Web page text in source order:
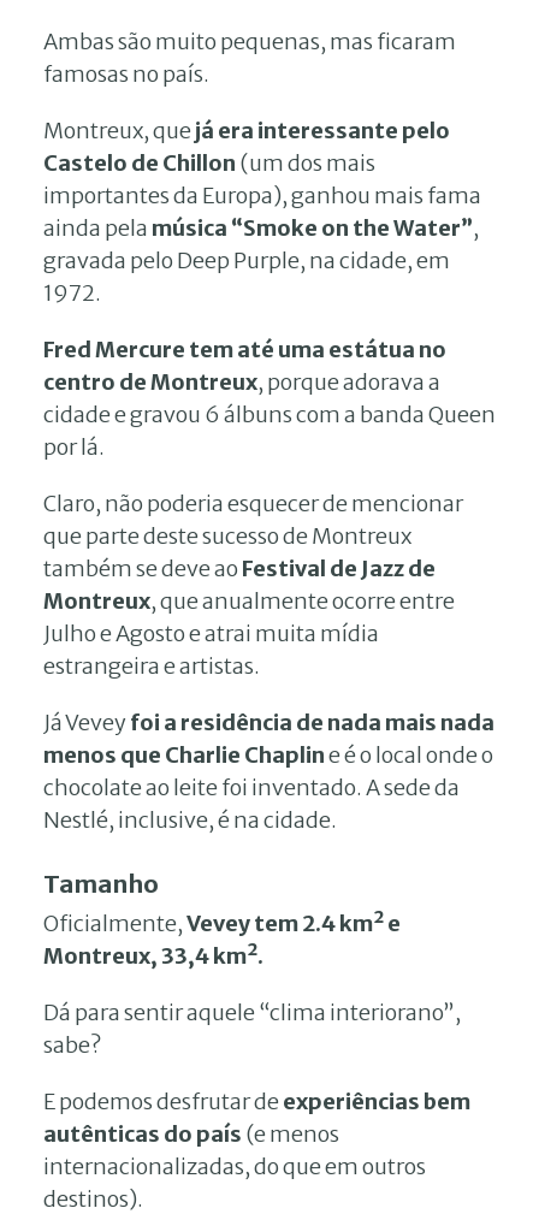
Ambas são muito pequenas, mas ficaram
famosas no país.
Montreux, quejá era interessante pelo
Castelo de Chillon (um dos mais
importantes da Europa), ganhou mais fama
ainda pela música “Smoke on the Water”,
gravada pelo Deep Purple, na cidade, em
1972.
Fred Mercure tem até uma estátua no
centro de Montreux, porque adorava a
cidade e gravou 6 álbuns com a banda Queen
por lá.
Claro, não poderia esquecer de mencionar
que parte deste sucesso de Montreux
também se deve ao Festival de Jazz de
Montreux, que anualmente ocorre entre
Julho e Agosto e atrai muita mídia
estrangeira e artistas.
Já Veveyfoi a residência de nada mais nada
menos que Charlie Chapline é o local onde o
chocolate ao leite foi inventado. A sede da
Nestlé, inclusive, é na cidade.
Tamanho
Oficialmente,Vevey tem 2.4 km² e
Montreux, 33,4 km².
Dá para sentir aquele “clima interiorano”,
sabe?
E podemos desfrutar deexperiências bem
autênticas do país (e menos
internacionalizadas, do que em outros
destinos).